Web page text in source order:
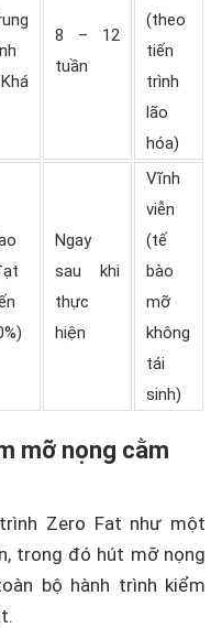
8 – 12
tuần
(theo
tiến
trình
lão
hóa)
Ngay
sau khi
thực
hiện
Vĩnh
viễn
(tế
bào
mỡ
không
tái
sinh)
mỡ nọng cằm
Zero Fat như một
trong đó hút mỡ nọng
bộ hành trình kiểm